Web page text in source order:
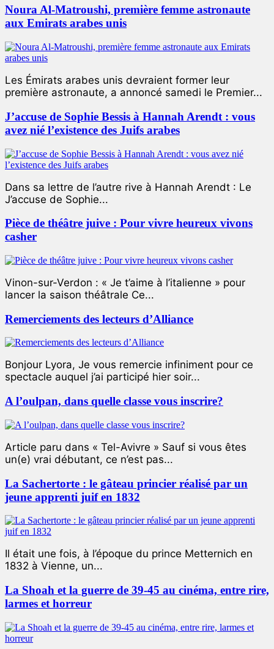
Noura Al-Matroushi, première femme astronaute
aux Emirats arabes unis
Les Émirats arabes unis devraient former leur
première astronaute, a annoncé samedi le Premier...
J’accuse de Sophie Bessis à Hannah Arendt : vous
avez nié l’existence des Juifs arabes
Dans sa lettre de l’autre rive à Hannah Arendt : Le
J’accuse de Sophie...
Pièce de théâtre juive : Pour vivre heureux vivons
casher
Vinon-sur-Verdon : « Je t’aime à l’italienne » pour
lancer la saison théâtrale Ce...
Remerciements des lecteurs d’Alliance
Bonjour Lyora, Je vous remercie infiniment pour ce
spectacle auquel j’ai participé hier soir...
A l’oulpan, dans quelle classe vous inscrire?
Article paru dans « Tel-Avivre » Sauf si vous êtes
un(e) vrai débutant, ce n’est pas...
La Sachertorte : le gâteau princier réalisé par un
jeune apprenti juif en 1832
Il était une fois, à l’époque du prince Metternich en
1832 à Vienne, un...
La Shoah et la guerre de 39-45 au cinéma, entre rire,
larmes et horreur